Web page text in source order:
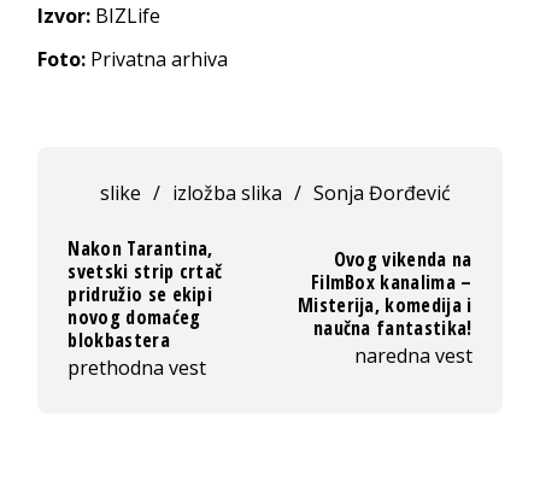
Izvor: BIZLife
Foto: Privatna arhiva
slike / izložba slika / Sonja Đorđević
Nakon Tarantina,
svetski strip crtač
pridružio se ekipi
novog domaćeg
blokbastera
prethodna vest
Ovog vikenda na
FilmBox kanalima –
Misterija, komedija i
naučna fantastika!
naredna vest